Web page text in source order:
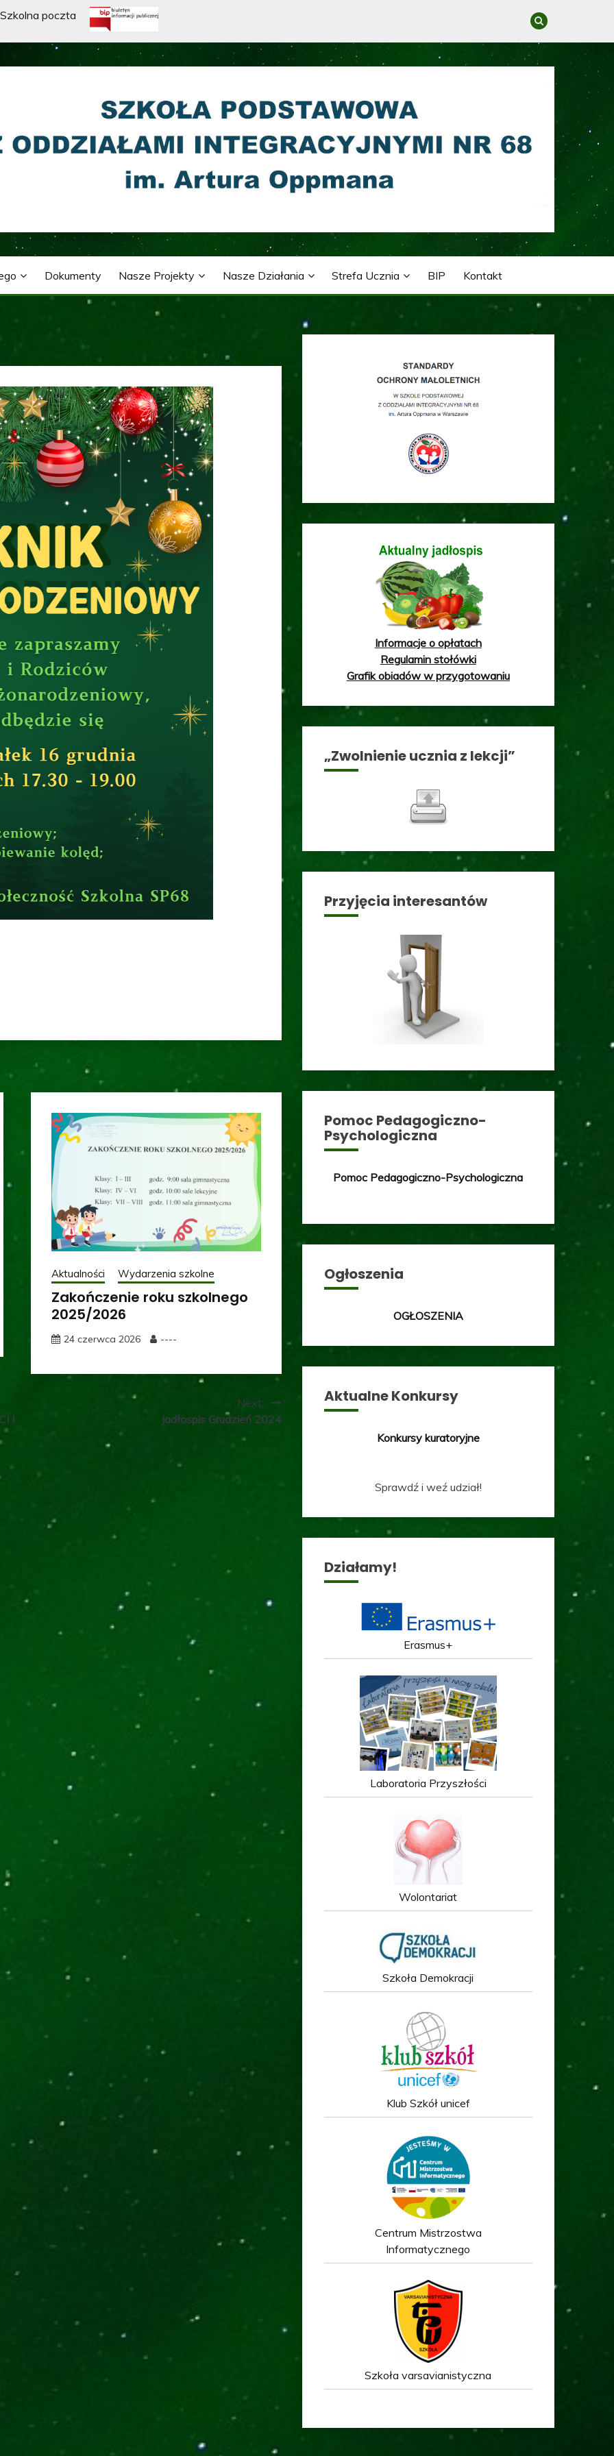
Szkolna poczta
Z ODDZIAŁAMI INTEGRACYJNYMI NR 68 IM.
ARTURA OPPMANA
Dokumenty Nasze Projekty Nasze Działania Strefa Ucznia BIP Kontakt
Aktualności Wydarzenia szkolne
Zakończenie roku szkolnego
2025/2026
24 czerwca 2026 ----
I
Next:
Jadłospis Grudzień 2024
Informacje o opłatach
Regulamin stołówki
Grafik obiadów w przygotowaniu
„Zwolnienie ucznia z lekcji”
Przyjęcia interesantów
Pomoc Pedagogiczno-
Psychologiczna
Pomoc Pedagogiczno-Psychologiczna
Ogłoszenia
OGŁOSZENIA
Aktualne Konkursy
Konkursy kuratoryjne
Sprawdź i weź udział!
Działamy!
Erasmus+
Laboratoria Przyszłości
Wolontariat
Szkoła Demokracji
Klub Szkół unicef
Centrum Mistrzostwa
Informatycznego
Szkoła varsavianistyczna